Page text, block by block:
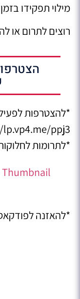
מילוי תפקידו
רוצים לתרום או
*להצטרפות
ppj3
*לתרומות
Thumbnail
*להאזנה